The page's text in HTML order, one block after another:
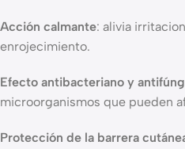
Acción calmante: alivia
enrojecimiento.
Efecto antibacteriano y
microorganismos que pueden
Protección de la barrera